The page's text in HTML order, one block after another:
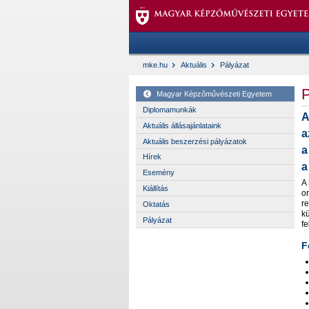
mke.hu Aktuális Pályázat
Magyar Képzőművészeti Egyetem
Diplomamunkák
Aktuális állásajánlataink
Aktuális beszerzési pályázatok
Hírek
Esemény
Kiállítás
Oktatás
Pályázat
A